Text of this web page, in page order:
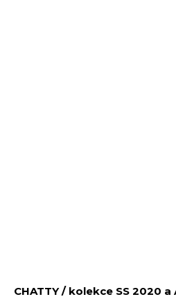
CHATTY / kolekce SS 2020